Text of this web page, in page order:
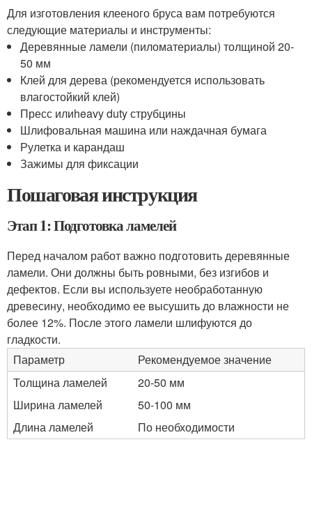
Для изготовления клееного бруса вам потребуются
следующие материалы и инструменты:
Деревянные ламели (пиломатериалы) толщиной 20-
50 мм
Клей для дерева (рекомендуется использовать
влагостойкий клей)
Пресс илиheavy duty струбцины
Шлифовальная машина или наждачная бумага
Рулетка и карандаш
Зажимы для фиксации
Пошаговая инструкция
Этап 1: Подготовка ламелей
Перед началом работ важно подготовить деревянные
ламели. Они должны быть ровными, без изгибов и
дефектов. Если вы используете необработанную
древесину, необходимо ее высушить до влажности не
более 12%. После этого ламели шлифуются до
гладкости.
Параметр
Рекомендуемое значение
Толщина ламелей
20-50 мм
Ширина ламелей
50-100 мм
Длина ламелей
По необходимости